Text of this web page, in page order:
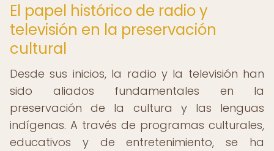
El papel histórico de radio y
televisión en la preservación
cultural
Desde sus inicios, la radio y la televisión han
sido aliados fundamentales en la
preservación de la cultura y las lenguas
indígenas. A través de programas culturales,
educativos y de entretenimiento, se ha